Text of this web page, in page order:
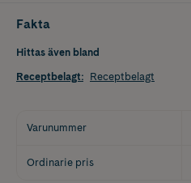
Fakta
Hittas även bland
Receptbelagt: Receptbelagt
Varunummer
Ordinarie pris